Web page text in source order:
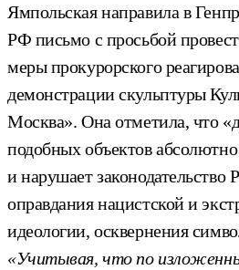
Ямпольская направила в
РФ письмо с просьбой
меры прокурорского
демонстрации скульптуры
Москва». Она отметила, что
подобных объектов
и нарушает законодательство
оправдания нацистской и
идеологии, осквернения
«Учитывая, что по